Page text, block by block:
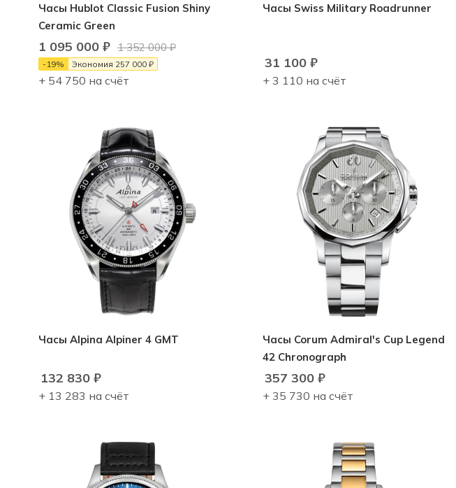
Часы Hublot Classic Fusion Shiny
Ceramic Green
1 095 000 ₽ 1 352 000₽
-19% Экономия 257 000 ₽
+ 54 750 на счёт
Часы Swiss Military Roadrunner
31 100₽
+ 3 110 на счёт
Часы Alpina Alpiner 4 GMT
132 830 ₽
+ 13 283 на счёт
Часы Corum Admiral's Cup Legend
42 Chronograph
357 300₽
+ 35 730 на счёт